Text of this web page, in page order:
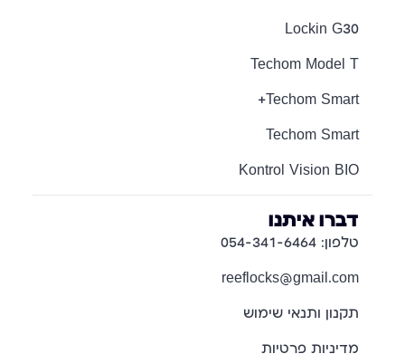
Lockin G30
Techom Model T
Techom Smart+
Techom Smart
Kontrol Vision BIO
דברו איתנו
טלפון: 054-341-6464
reeflocks@gmail.com
תקנון ותנאי שימוש
מדיניות פרטיות